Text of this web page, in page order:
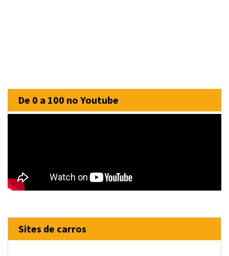
De 0 a 100 no Youtube
Sites de carros